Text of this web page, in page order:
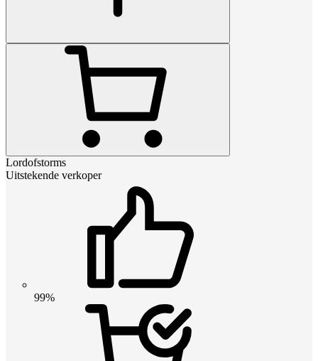
Lordofstorms
Uitstekende verkoper
99%